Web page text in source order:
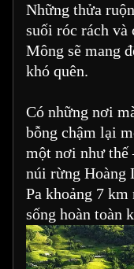
Những thửa
suối róc rách và
Mông sẽ mang
khó quên.
Có những nơi
bỗng chậm lại
một nơi như thế
núi rừng Hoàng
Pa khoảng 7
sống hoàn toàn